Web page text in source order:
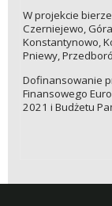
W projekcie
Czerniejewo,
Konstantynowo,
Pniewy,
Dofinansowanie
Finansowego
2021 i Budżetu